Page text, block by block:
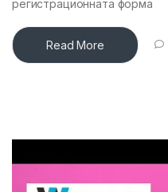
регистрационната форма
Read More